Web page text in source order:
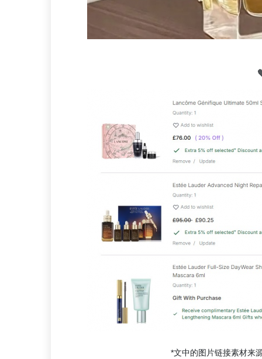
*文中的图片链接素材来